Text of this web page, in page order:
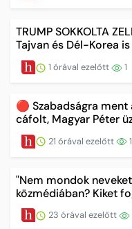
TRUMP SOKKOLTA
Tajvan és Dél-Korea
1 órával ezelőtt 1
🔴 Szabadságra
cáfolt, Magyar Péter
21 órával ezelőtt 1
"Nem mondok
közmédiában? Kiket
23 órával ezelőtt